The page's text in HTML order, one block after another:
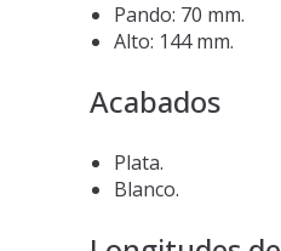
Pando: 70 mm.
Alto: 144 mm.
Acabados
Plata.
Blanco.